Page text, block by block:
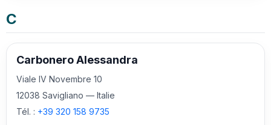
C
Carbonero Alessandra
Viale IV Novembre 10
12038 Savigliano — Italie
Tél. : +39 320 158 9735